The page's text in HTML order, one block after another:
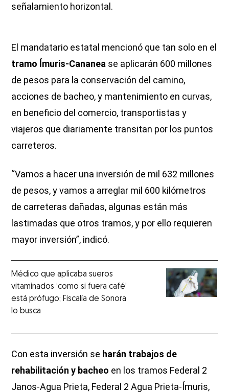
señalamiento horizontal.
El mandatario estatal mencionó que tan solo en el
tramo Ímuris-Cananea se aplicarán 600 millones
de pesos para la conservación del camino,
acciones de bacheo, y mantenimiento en curvas,
en beneficio del comercio, transportistas y
viajeros que diariamente transitan por los puntos
carreteros.
“Vamos a hacer una inversión de mil 632 millones
de pesos, y vamos a arreglar mil 600 kilómetros
de carreteras dañadas, algunas están más
lastimadas que otros tramos, y por ello requieren
mayor inversión”, indicó.
Médico que aplicaba sueros
vitaminados ‘como si fuera café’
está prófugo; Fiscalía de Sonora
lo busca
Con esta inversión se harán trabajos de
rehabilitación y bacheo en los tramos Federal 2
Janos-Agua Prieta, Federal 2 Agua Prieta-Ímuris,